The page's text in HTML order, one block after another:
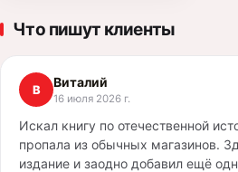
Что пишут клиенты
В Виталий
16 июля 2026 г.
Искал книгу по отечественной
пропала из обычных магазинов.
издание и заодно добавил ещё